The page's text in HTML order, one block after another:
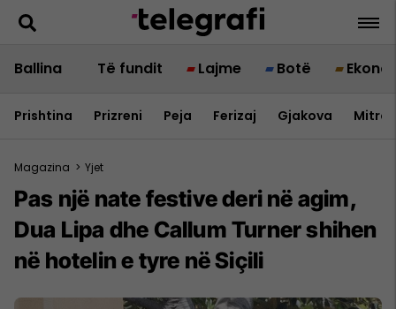
Ballina Të fundit Lajme Botë
Prishtina Prizreni Peja Ferizaj Gjakova
Magazina > Yjet
Pas një nate festive deri në agim,
Dua Lipa dhe Callum Turner shihen
në hotelin e tyre në Siçili